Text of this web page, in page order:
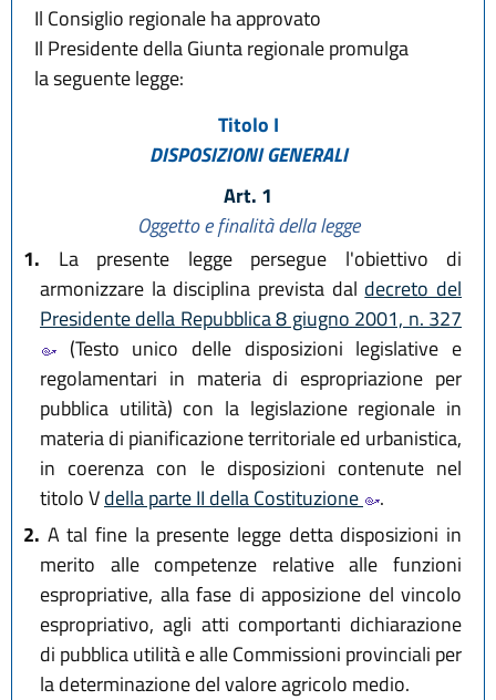
Il Consiglio regionale ha approvato
Il Presidente della Giunta regionale promulga
la seguente legge:
Titolo I
DISPOSIZIONI GENERALI
Art. 1
Oggetto e finalità della legge
1. La presente legge persegue l'obiettivo di
armonizzare la disciplina prevista dal decreto del
Presidente della Repubblica 8 giugno 2001, n. 327
(Testo unico delle disposizioni legislative e
regolamentari in materia di espropriazione per
pubblica utilità) con la legislazione regionale in
materia di pianificazione territoriale ed urbanistica,
in coerenza con le disposizioni contenute nel
titolo Vdella parte II della Costituzione
.
2. A tal fine la presente legge detta disposizioni in
merito alle competenze relative alle funzioni
espropriative, alla fase di apposizione del vincolo
espropriativo, agli atti comportanti dichiarazione
di pubblica utilità e alle Commissioni provinciali per
la determinazione del valore agricolo medio.